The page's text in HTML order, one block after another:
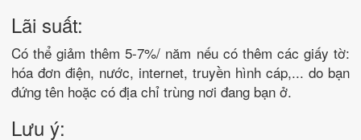
Lãi suất:
Có thể giảm thêm 5-7%/ năm nếu có thêm các giấy tờ:
hóa đơn điện, nước, internet, truyền hình cáp,... do bạn
đứng tên hoặc có địa chỉ trùng nơi đang bạn ở.
Lưu ý: